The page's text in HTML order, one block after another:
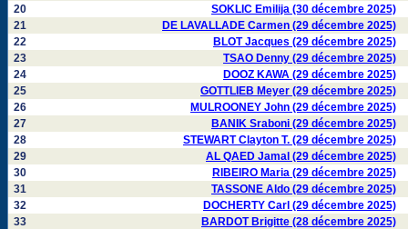
20
SOKLIC Emilija (30 décembre 2025)
21
DE LAVALLADE Carmen (29 décembre 2025)
22
BLOT Jacques (29 décembre 2025)
23
TSAO Denny (29 décembre 2025)
24
DOOZ KAWA (29 décembre 2025)
25
GOTTLIEB Meyer (29 décembre 2025)
26
MULROONEY John (29 décembre 2025)
27
BANIK Sraboni (29 décembre 2025)
28
STEWART Clayton T. (29 décembre 2025)
29
AL QAED Jamal (29 décembre 2025)
30
RIBEIRO Maria (29 décembre 2025)
31
TASSONE Aldo (29 décembre 2025)
32
DOCHERTY Carl (29 décembre 2025)
33
BARDOT Brigitte (28 décembre 2025)